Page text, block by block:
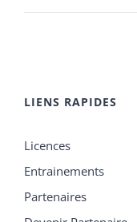
LIENS RAPIDES
Licences
Entrainements
Partenaires